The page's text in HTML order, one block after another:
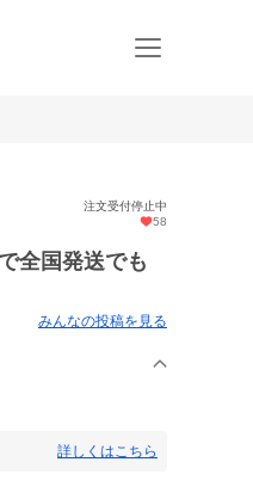
注文受付停止中
58
全国発送でも
みんなの投稿を見る
詳しくはこちら